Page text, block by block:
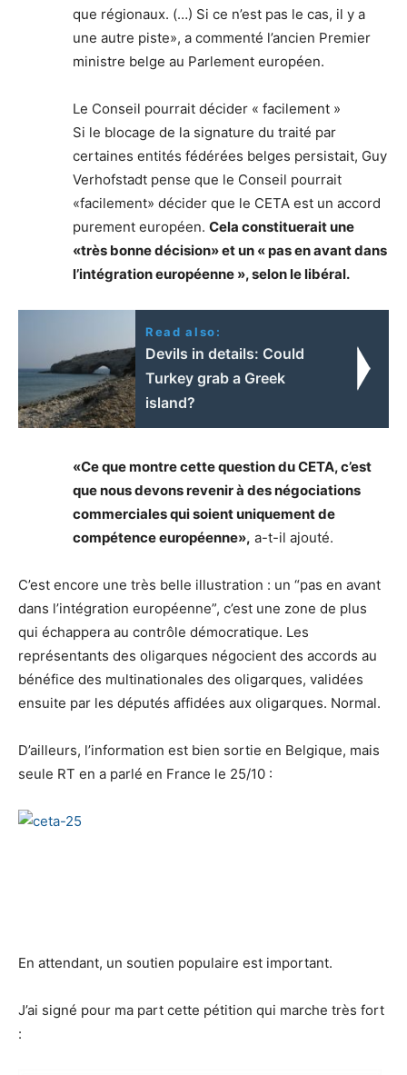
que régionaux. (…) Si ce n’est pas le cas, il y a
une autre piste», a commenté l’ancien Premier
ministre belge au Parlement européen.
Le Conseil pourrait décider « facilement »
Si le blocage de la signature du traité par
certaines entités fédérées belges persistait, Guy
Verhofstadt pense que le Conseil pourrait
«facilement» décider que le CETA est un accord
purement européen. Cela constituerait une
«très bonne décision» et un « pas en avant dans
l’intégration européenne », selon le libéral.
Read also:
Devils in details: Could
Turkey grab a Greek
island?
«Ce que montre cette question du CETA, c’est
que nous devons revenir à des négociations
commerciales qui soient uniquement de
compétence européenne», a-t-il ajouté.
C’est encore une très belle illustration : un “pas en avant
dans l’intégration européenne”, c’est une zone de plus
qui échappera au contrôle démocratique. Les
représentants des oligarques négocient des accords au
bénéfice des multinationales des oligarques, validées
ensuite par les députés affidées aux oligarques. Normal.
D’ailleurs, l’information est bien sortie en Belgique, mais
seule RT en a parlé en France le 25/10 :
En attendant, un soutien populaire est important.
J’ai signé pour ma part cette pétition qui marche très fort
: